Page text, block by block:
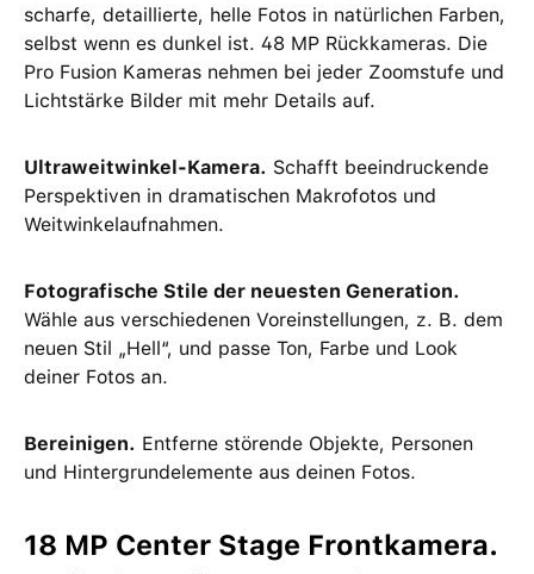
scharfe, detaillierte, helle Fotos in natürlichen Farben,
selbst wenn es dunkel ist. 48 MP Rückkameras. Die
Pro Fusion Kameras nehmen bei jeder Zoomstufe und
Lichtstärke Bilder mit mehr Details auf.
Ultraweitwinkel-Kamera. Schafft beeindruckende
Perspektiven in dramatischen Makrofotos und
Weitwinkelaufnahmen.
Fotografische Stile der neuesten Generation.
Wähle aus verschiedenen Voreinstellungen, z. B. dem
neuen Stil „Hell“, und passe Ton, Farbe und Look
deiner Fotos an.
Bereinigen. Entferne störende Objekte, Personen
und Hintergrundelemente aus deinen Fotos.
18 MP Center Stage Frontkamera.